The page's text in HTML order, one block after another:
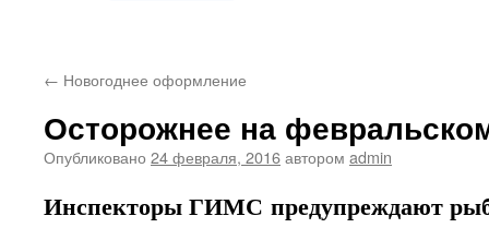
← Новогоднее оформление
Осторожнее на
Опубликовано 24 февраля, 2016автором admin
Инспекторы ГИМС предупреждают